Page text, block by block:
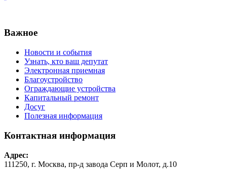
Важное
Новости и события
Узнать, кто ваш депутат
Электронная приемная
Благоустройство
Ограждающие устройства
Капитальный ремонт
Досуг
Полезная информация
Контактная информация
Адрес:
111250, г. Москва, пр-д завода Серп и Молот, д.10